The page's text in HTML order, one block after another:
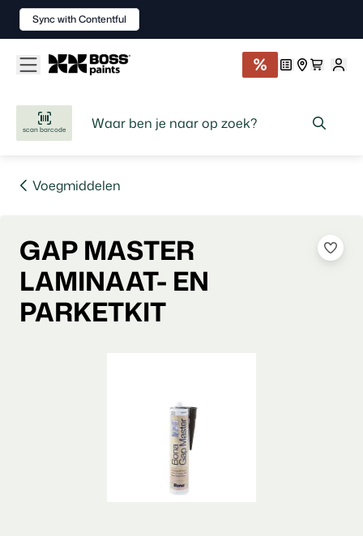
scan barcode
Voegmiddelen
GAP MASTER
LAMINAAT- EN
PARKETKIT
Sync with Contentful